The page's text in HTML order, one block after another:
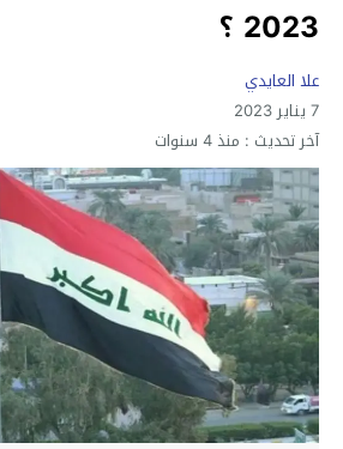
2023 ؟
علا العايدي
7 يناير 2023
آخر تحديث : منذ 4 سنوات